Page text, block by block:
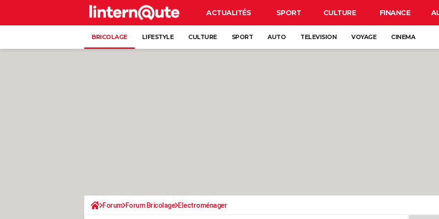
ACTUALITÉS SPORT CULTURE FINANCE
BRICOLAGE LIFESTYLE CULTURE SPORT AUTO TELEVISION VOYAGE CINEMA
Forum Forum Bricolage Electroménager